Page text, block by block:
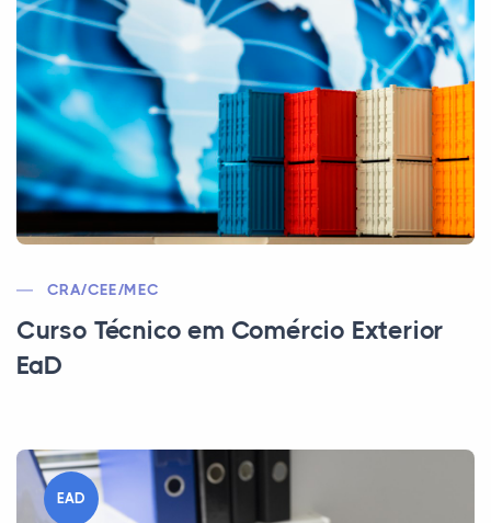
CRA/CEE/MEC
Curso Técnico em Comércio Exterior
EaD
EAD